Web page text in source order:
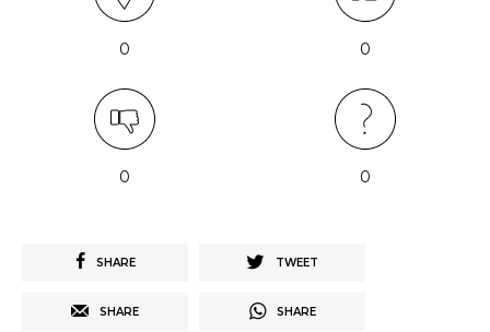
0 0
0 0
SHARE TWEET
SHARE SHARE